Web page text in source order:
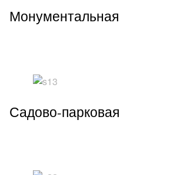
Монументальная
Садово-парковая